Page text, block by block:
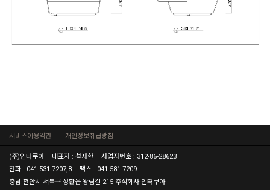
서비스이용약관 개인정보취급방침
(주)인터쿠아 대표자 : 설재한
사업자번호 : 312-86-28623
전화 : 041-531-7207,8
팩스 : 041-581-7209
충남 천안시 서북구 성환읍 왕림길 215 주식회사 인터쿠아